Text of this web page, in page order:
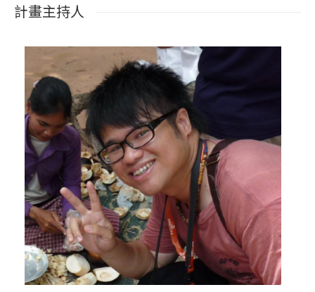
計畫主持人
藍姆路‧卡造
計畫顧問
協助主持人推動業務進行及人力資源整合協調。 協助各
階段查相關業務整合協調